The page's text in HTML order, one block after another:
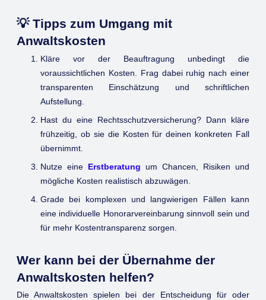
💡 Tipps zum Umgang mit
Anwaltskosten
Kläre vor der Beauftragung unbedingt die
voraussichtlichen Kosten. Frag dabei ruhig nach einer
transparenten Einschätzung und schriftlichen
Aufstellung.
Hast du eine Rechtsschutzversicherung? Dann kläre
frühzeitig, ob sie die Kosten für deinen konkreten Fall
übernimmt.
Nutze eine Erstberatung um Chancen, Risiken und
mögliche Kosten realistisch abzuwägen.
Grade bei komplexen und langwierigen Fällen kann
eine individuelle Honorarvereinbarung sinnvoll sein und
für mehr Kostentransparenz sorgen.
Wer kann bei der Übernahme der
Anwaltskosten helfen?
Die Anwaltskosten spielen bei der Entscheidung für oder